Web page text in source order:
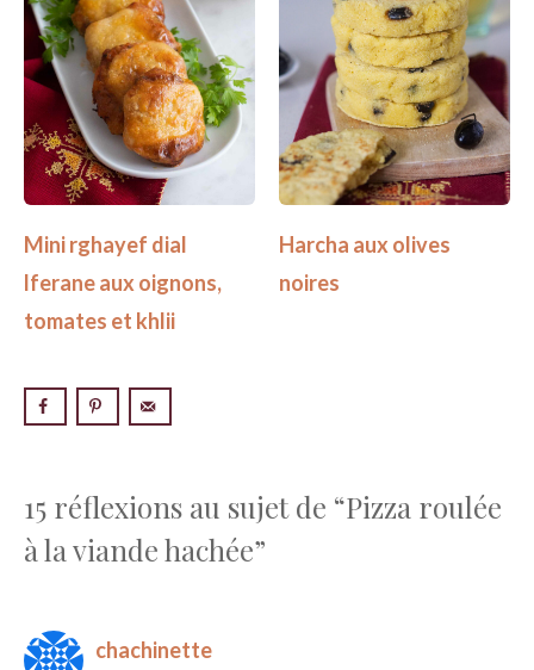
Mini rghayef dial
lferane aux oignons,
tomates et khlii
Harcha aux olives
noires
15 réflexions au sujet de “Pizza roulée
à la viande hachée”
chachinette